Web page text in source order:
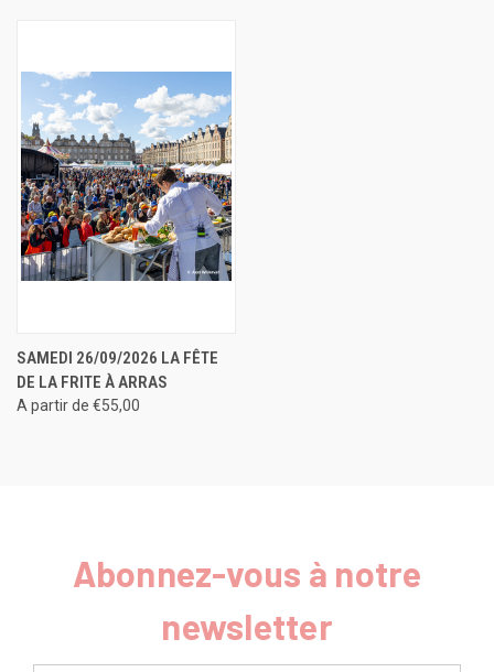
SAMEDI 26/09/2026 LA FÊTE
DE LA FRITE À ARRAS
A partir de €55,00
Abonnez-vous à notre
newsletter